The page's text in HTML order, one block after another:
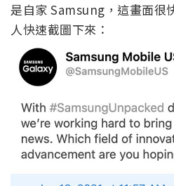
是自家 Samsung，這畫面很
人快速截圖下來：